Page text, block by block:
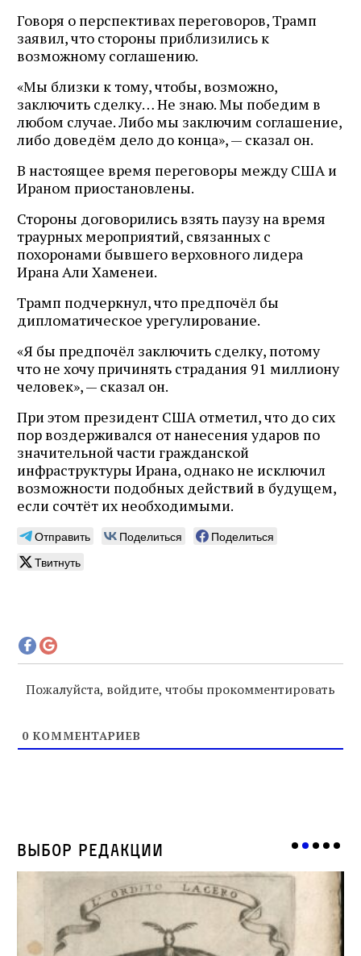
Говоря о перспективах переговоров, Трамп
заявил, что стороны приблизились к
возможному соглашению.
«Мы близки к тому, чтобы, возможно,
заключить сделку… Не знаю. Мы победим в
любом случае. Либо мы заключим соглашение,
либо доведём дело до конца», — сказал он.
В настоящее время переговоры между США и
Ираном приостановлены.
Стороны договорились взять паузу на время
траурных мероприятий, связанных с
похоронами бывшего верховного лидера
Ирана Али Хаменеи.
Трамп подчеркнул, что предпочёл бы
дипломатическое урегулирование.
«Я бы предпочёл заключить сделку, потому
что не хочу причинять страдания 91 миллиону
человек», — сказал он.
При этом президент США отметил, что до сих
пор воздерживался от нанесения ударов по
значительной части гражданской
инфраструктуры Ирана, однако не исключил
возможности подобных действий в будущем,
если сочтёт их необходимыми.
Отправить Поделиться
Поделиться
Твитнуть
Пожалуйста, войдите, чтобы прокомментировать
0 КОММЕНТАРИЕВ
Выбор редакции